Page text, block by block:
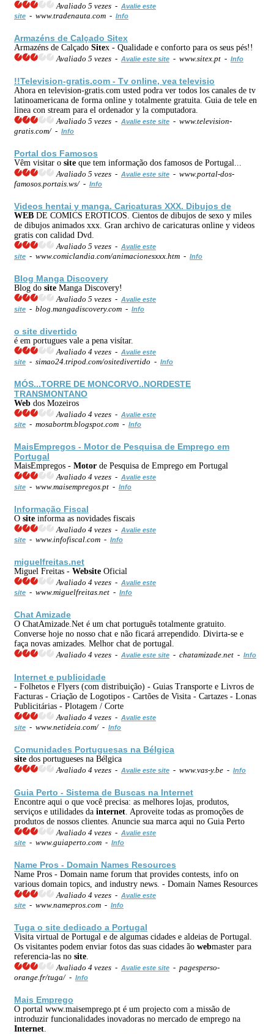
Avaliado 5 vezes - Avalie este
site - www.tradenauta.com - Info
Armazéns de Calçado Sitex
Armazéns de Calçado Sitex - Qualidade e conforto para os seus pés!!
Avaliado 5 vezes - Avalie este site - www.sitex.pt - Info
!!Television-gratis.com - Tv online, vea televisio
Ahora en television-gratis.com usted podra ver todos los canales de tv
latinoamericana de forma online y totalmente gratuita. Guia de tele en
linea con stream para el ordenador y la computadora.
Avaliado 5 vezes - Avalie este site - www.television-
gratis.com/ - Info
Portal dos Famosos
Vêm visitar o site que tem informação dos famosos de Portugal...
Avaliado 5 vezes - Avalie este site - www.portal-dos-
famosos.portais.ws/ - Info
Videos hentai y manga. Caricaturas XXX. Dibujos de
WEB DE COMICS EROTICOS. Cientos de dibujos de sexo y miles
de dibujos animados xxx. Gran archivo de caricaturas online y videos
gratis con calidad Dvd.
Avaliado 5 vezes - Avalie este
site - www.comiclandia.com/animacionesxxx.htm - Info
Blog Manga Discovery
Blog do site Manga Discovery!
Avaliado 5 vezes - Avalie este
site - blog.mangadiscovery.com - Info
o site divertido
é em portugues vale a pena visítar.
Avaliado 4 vezes - Avalie este
site - simao24.tripod.com/ositedivertido - Info
MÓS...TORRE DE MONCORVO..NORDESTE
TRANSMONTANO
Web dos Mozeiros
Avaliado 4 vezes - Avalie este
site - mosabortm.blogspot.com - Info
MaisEmpregos - Motorde Pesquisa de Emprego em
Portugal
MaisEmpregos - Motor de Pesquisa de Emprego em Portugal
Avaliado 4 vezes - Avalie este
site - www.maisempregos.pt - Info
Informação Fiscal
O site informa as novidades fiscais
Avaliado 4 vezes - Avalie este
site - www.infofiscal.com - Info
miguelfreitas.net
Miguel Freitas - Website Oficial
Avaliado 4 vezes - Avalie este
site - www.miguelfreitas.net - Info
Chat Amizade
O ChatAmizade.Net é um chat português totalmente gratuito.
Converse hoje no nosso chat e não ficará arrependido. Divirta-se e
faça novas amizades. Melhor chat de portugal.
Avaliado 4 vezes - Avalie este site - chatamizade.net - Info
Internet e publicidade
- Folhetos e Flyers (com distribuição) - Guias Transporte e Livros de
Facturas - Criação de Logotipos - Cartões de Visita - Cartazes - Lonas
Publicitárias - Plotagem / Corte
Avaliado 4 vezes - Avalie este
site - www.netideia.com/ - Info
Comunidades Portuguesas na Bélgica
site dos portugueses na Bélgica
Avaliado 4 vezes - Avalie este site - www.vas-y.be - Info
Guia Perto - Sistema de Buscas na Internet
Encontre aqui o que você precisa: as melhores lojas, produtos,
serviços e utilidades da internet . Aproveite todas as promoções de
produtos de nossos clientes. Anuncie sua marca aqui no Guia Perto
Avaliado 4 vezes - Avalie este
site - www.guiaperto.com - Info
Name Pros - Domain Names Resources
Name Pros - Domain name forum that provides contests, info on
various domain topics, and industry news. - Domain Names Resources
Avaliado 4 vezes - Avalie este
site - www.namepros.com - Info
Tuga o site dedicado a Portugal
Visita virtual de Portugal e de algumas cidades e aldeias de Portugal.
Os visitantes podem enviar fotos das suas cidades ão webmaster para
referencia-las no site
Avaliado 4 vezes - Avalie este site - pagesperso-
orange.fr/tuga/ - Info
Mais Emprego
O portal www.maisemprego.pt é um projecto com a missão de
introduzir funcionalidades inovadoras no mercado de emprego na
Internet